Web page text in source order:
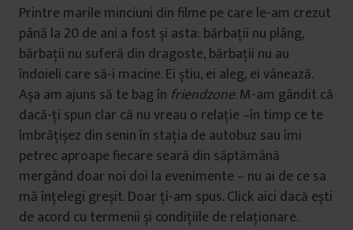
Printre marile minciuni din filme pe care le-am crezut
până la 20 de ani a fost și asta: bărbații nu plâng,
bărbații nu suferă din dragoste, bărbații nu au
îndoieli care să-i macine. Ei știu, ei aleg, ei vânează.
Așa am ajuns să te bag în friendzone. M-am gândit că
dacă-ți spun clar că nu vreau o relație –în timp ce te
îmbrățișez din senin în stația de autobuz sau îmi
petrec aproape fiecare seară din săptămână
mergând doar noi doi la evenimente – nu ai de ce sa
mă înțelegi greșit. Doar ți-am spus. Click aici dacă ești
de acord cu termenii și condițiile de relaționare.